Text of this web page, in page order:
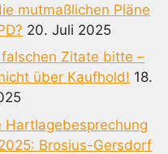
mutmaßlichen Pläne
20. Juli 2025
falschen Zitate bitte –
über Kaufhold! 18.
Hartlagebesprechung
Brosius-Gersdorf